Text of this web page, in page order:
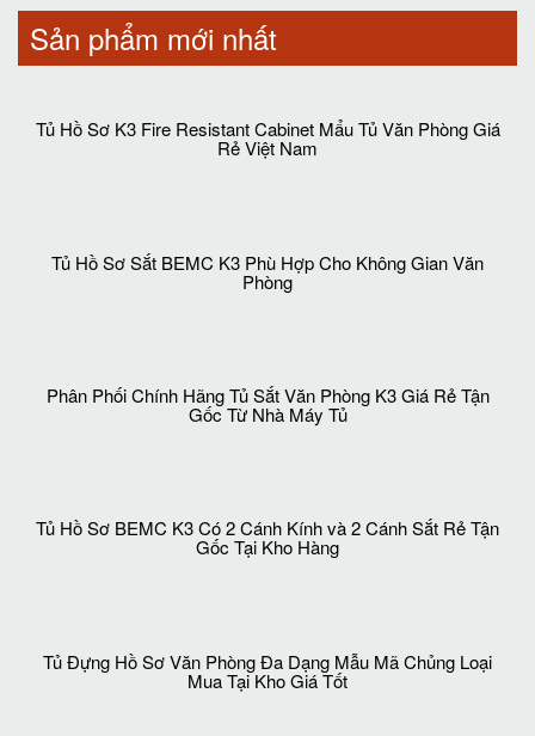
Sản phẩm mới nhất
Tủ Hồ Sơ K3 Fire Resistant Cabinet Mẩu Tủ Văn Phòng Giá
Rẻ Việt Nam
Tủ Hồ Sơ Sắt BEMC K3 Phù Hợp Cho Không Gian Văn
Phòng
Phân Phối Chính Hãng Tủ Sắt Văn Phòng K3 Giá Rẻ Tận
Gốc Từ Nhà Máy Tủ
Tủ Hồ Sơ BEMC K3 Có 2 Cánh Kính và 2 Cánh Sắt Rẻ Tận
Gốc Tại Kho Hàng
Tủ Đựng Hồ Sơ Văn Phòng Đa Dạng Mẫu Mã Chủng Loại
Mua Tại Kho Giá Tốt